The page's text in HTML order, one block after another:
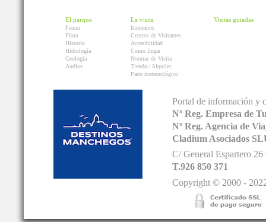
El parque
Fauna
Flora
Historia
Hidrología
Geología
Audios
La visita
Itinerarios
Centros de Visitantes
Accesibilidad
Como llegar
Normas de Visita
Tienda / Alquiler
Parte meteorológico
Visitas guiadas
Portal de información y
Nº Reg. Empresa de
Nº Reg. Agencia de
Cladium Asociados
C/ General Espartero
T.926 850 371
Copyright © 2000 -